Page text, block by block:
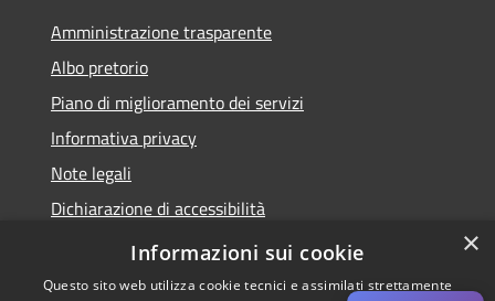
Amministrazione trasparente
Albo pretorio
Piano di miglioramento dei servizi
Informativa privacy
Note legali
Dichiarazione di accessibilità
Obiettivi di accessibilità per l'anno 2025
×
Informazioni sui cookie
Questo sito web utilizza cookie tecnici e assimilati strettamente